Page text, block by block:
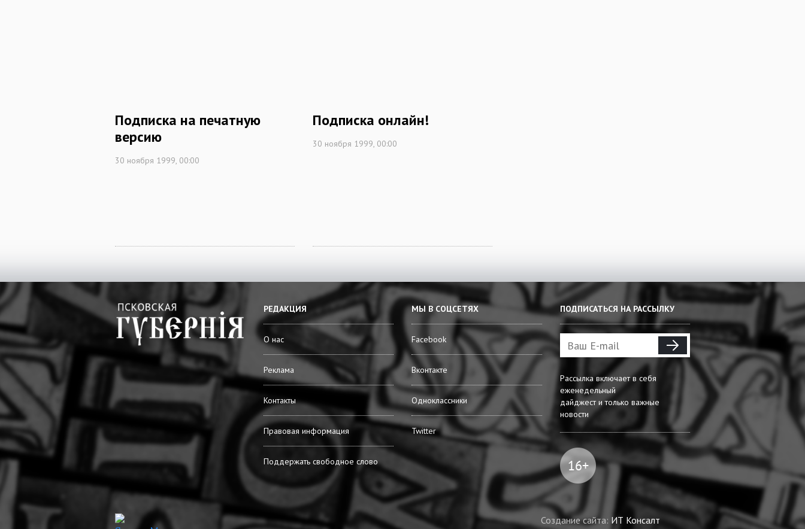
Подписка на печатную
версию
30 ноября 1999, 00:00
Подписка онлайн!
30 ноября 1999, 00:00
РЕДАКЦИЯ
О нас
Реклама
Контакты
Правовая информация
Поддержать свободное слово
МЫ В СОЦСЕТЯХ
Facebook
Вконтакте
Одноклассники
Twitter
ПОДПИСАТЬСЯ НА РАССЫЛКУ
Рассылка включает в себя
еженедельный
дайджест и только важные
новости
Создание сайта: ИТ Консалт